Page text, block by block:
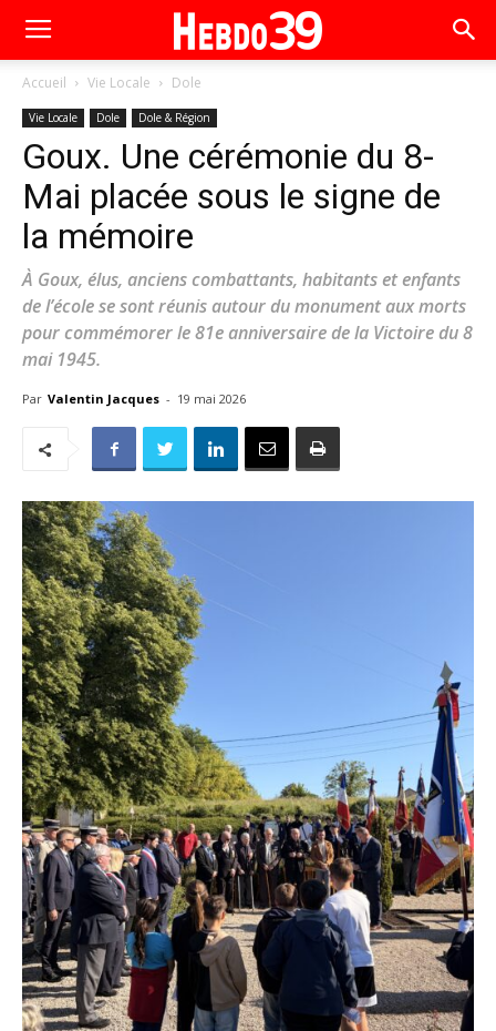
Accueil Vie Locale Dole
Vie Locale Dole Dole & Région
Goux. Une cérémonie du 8-
Mai placée sous le signe de
la mémoire
À Goux, élus, anciens combattants, habitants et enfants
de l’école se sont réunis autour du monument aux morts
pour commémorer le 81e anniversaire de la Victoire du 8
mai 1945.
Par Valentin Jacques - 19 mai 2026